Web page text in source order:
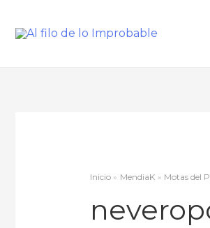
Inicio MendiaK Motas del